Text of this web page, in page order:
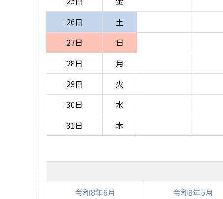
26日
土
27日
日
28日
月
29日
火
30日
水
31日
木
令和8年6月
令和8年5月